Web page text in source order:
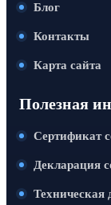
Блог
Контакты
Карта сайта
Полезная
Сертификат
Декларация
Техническая